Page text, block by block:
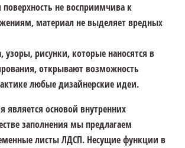
не восприимчива к
материал не выделяет вредных
узоры, рисунки, которые наносятся в
открывают возможность
любые дизайнерские идеи.
является основой внутренних
заполнения мы предлагаем
листы ЛДСП. Несущие функции в